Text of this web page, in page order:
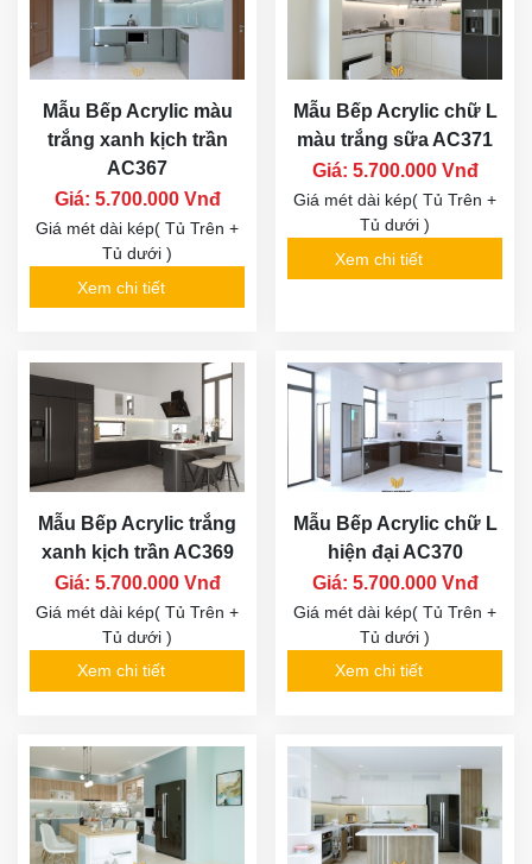
Mẫu Bếp Acrylic màu
trắng xanh kịch trần
AC367
Giá: 5.700.000 Vnđ
Giá mét dài kép( Tủ Trên +
Tủ dưới )
Xem chi tiết
Mẫu Bếp Acrylic chữ L
màu trắng sữa AC371
Giá: 5.700.000 Vnđ
Giá mét dài kép( Tủ Trên +
Tủ dưới )
Xem chi tiết
Mẫu Bếp Acrylic trắng
xanh kịch trần AC369
Giá: 5.700.000 Vnđ
Giá mét dài kép( Tủ Trên +
Tủ dưới )
Xem chi tiết
Mẫu Bếp Acrylic chữ L
hiện đại AC370
Giá: 5.700.000 Vnđ
Giá mét dài kép( Tủ Trên +
Tủ dưới )
Xem chi tiết